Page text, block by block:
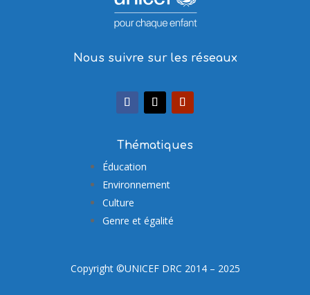
Nous suivre sur les réseaux
Thématiques
Éducation
Environnement
Culture
Genre et égalité
Copyright ©UNICEF DRC 2014 – 2025